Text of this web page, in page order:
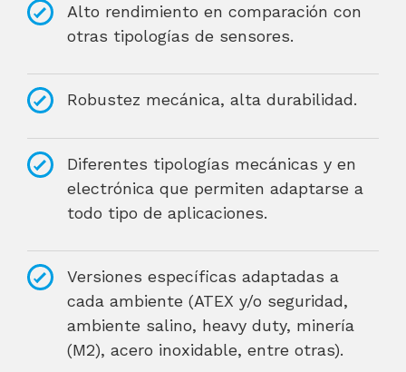
Alto rendimiento en comparación con
otras tipologías de sensores.
Robustez mecánica, alta durabilidad.
Diferentes tipologías mecánicas y en
electrónica que permiten adaptarse a
todo tipo de aplicaciones.
Versiones específicas adaptadas a
cada ambiente (ATEX y/o seguridad,
ambiente salino, heavy duty, minería
(M2), acero inoxidable, entre otras).